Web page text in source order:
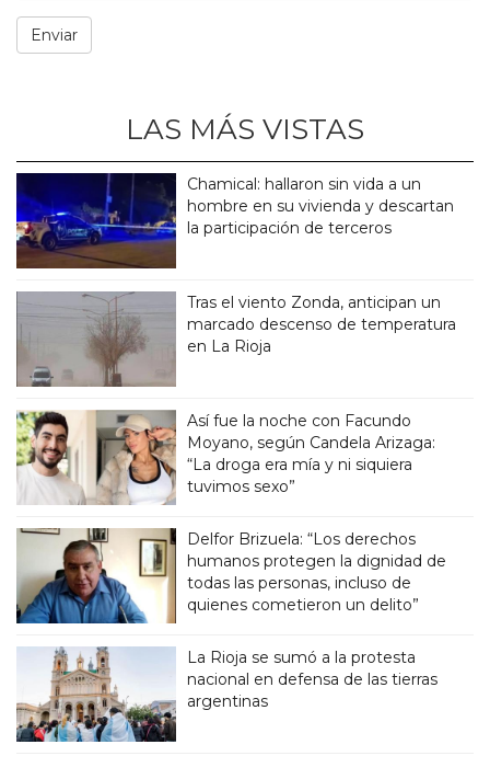
LAS MÁS VISTAS
Chamical: hallaron sin vida a un
hombre en su vivienda y descartan
la participación de terceros
Tras el viento Zonda, anticipan un
marcado descenso de temperatura
en La Rioja
Así fue la noche con Facundo
Moyano, según Candela Arizaga:
“La droga era mía y ni siquiera
tuvimos sexo”
Delfor Brizuela: “Los derechos
humanos protegen la dignidad de
todas las personas, incluso de
quienes cometieron un delito”
La Rioja se sumó a la protesta
nacional en defensa de las tierras
argentinas